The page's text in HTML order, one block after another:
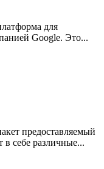
для
Google. Это...
предоставляемый
в себе различные...